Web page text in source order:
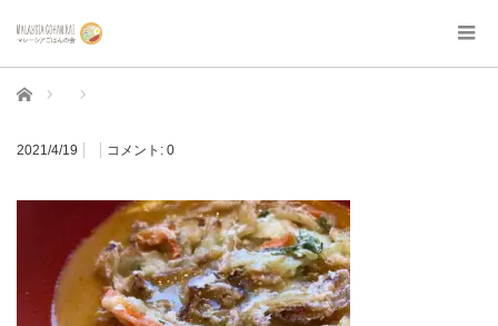
ホーム
2021/4/19 コメント: 0